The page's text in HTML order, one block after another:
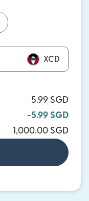
XCD
5.99 SGD
-5.99 SGD
1,000.00 SGD